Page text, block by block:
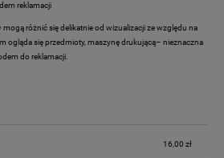
reklamacji
różnić się delikatnie od wizualizacji ze względu na
ogląda się przedmioty, maszynę drukującą– nieznaczna
do reklamacji.
kosztów płatności
16,00 zł